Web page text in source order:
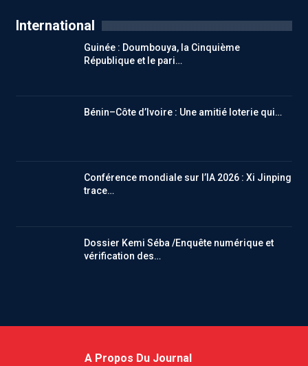
International
Guinée : Doumbouya, la Cinquième
République et le pari…
Bénin–Côte d’Ivoire : Une amitié loterie qui…
Conférence mondiale sur l’IA 2026 : Xi Jinping
trace…
Dossier Kemi Séba /Enquête numérique et
vérification des…
A Propos Du Journal